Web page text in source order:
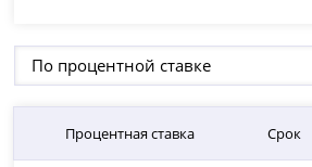
По процентной ставке
Процентная ставка Срок